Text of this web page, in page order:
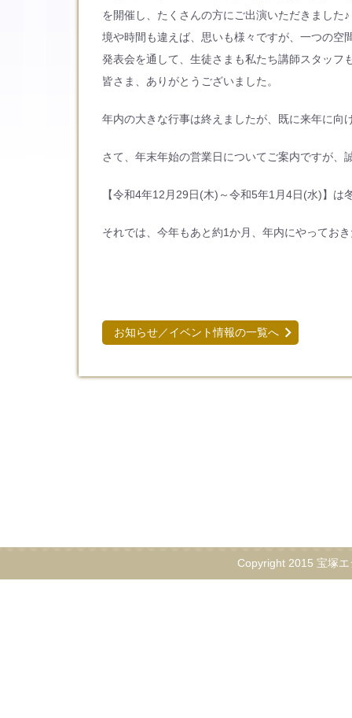
を開催し、たくさんの方にご出演いただきまし
境や時間も違えば、思いも様々ですが、一つの空
発表会を通して、生徒さまも私たち講師スタッフ
皆さま、ありがとうございました。
年内の大きな行事は終えましたが、既に来年に向
さて、年末年始の営業日についてご案内ですが、
【令和4年12月29日(木)～令和5年1月4日(水)】は
それでは、今年もあと約1か月、年内にやってお
お知らせ／イベント情報の一覧へ
Copyright 2015 宝塚